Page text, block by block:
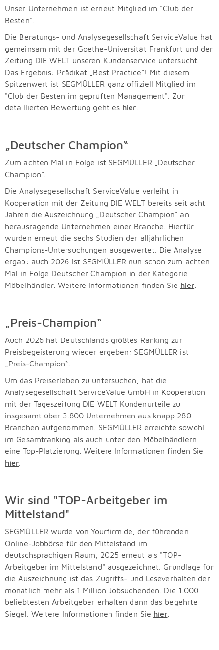
Unser Unternehmen ist erneut Mitglied im "Club der
Besten".
Die Beratungs- und Analysegesellschaft ServiceValue hat
gemeinsam mit der Goethe-Universität Frankfurt und der
Zeitung DIE WELT unseren Kundenservice untersucht.
Das Ergebnis: Prädikat „Best Practice“! Mit diesem
Spitzenwert ist SEGMÜLLER ganz offiziell Mitglied im
"Club der Besten im geprüften Management". Zur
detaillierten Bewertung geht es hier
„Deutscher Champion“
Zum achten Mal in Folge ist SEGMÜLLER „Deutscher
Champion“.
Die Analysegesellschaft ServiceValue verleiht in
Kooperation mit der Zeitung DIE WELT bereits seit acht
Jahren die Auszeichnung „Deutscher Champion“ an
herausragende Unternehmen einer Branche.
Hierfür
wurden erneut die sechs Studien der alljährlichen
Champions-Untersuchungen ausgewertet. Die Analyse
ergab: auch 2026 ist SEGMÜLLER nun schon zum achten
Mal in Folge Deutscher Champion in der Kategorie
Möbelhändler. Weitere Informationen finden Sie hier
„Preis-Champion“
Auch 2026 hat Deutschlands größtes Ranking zur
Preisbegeisterung wieder ergeben: SEGMÜLLER ist
„Preis-Champion“.
Um das Preiserleben zu untersuchen, hat die
Analysegesellschaft ServiceValue GmbH in Kooperation
mit der Tageszeitung DIE WELT Kundenurteile zu
insgesamt über 3.800 Unternehmen aus knapp 280
Branchen aufgenommen. SEGMÜLLER erreichte sowohl
im Gesamtranking als auch unter den Möbelhändlern
eine Top-Platzierung.Weitere Informationen finden Sie
hier
Wir sind "TOP-Arbeitgeber im
Mittelstand"
SEGMÜLLER wurde von Yourfirm.de, der führenden
Online-Jobbörse für den Mittelstand im
deutschsprachigen Raum, 2025 erneut als "TOP-
Arbeitgeber im Mittelstand" ausgezeichnet. Grundlage für
die Auszeichnung ist das Zugriffs- und Leseverhalten der
monatlich mehr als 1 Million Jobsuchenden. Die 1.000
beliebtesten Arbeitgeber erhalten dann das begehrte
Siegel. Weitere Informationen finden Sie hier